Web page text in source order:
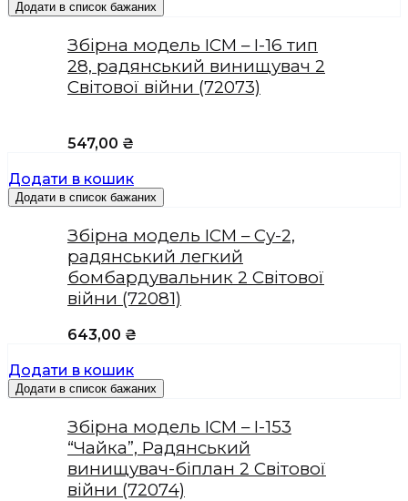
Додати в список бажаних
Збірна модель ICM – І-16 тип
28, радянський винищувач 2
Світової війни (72073)
547,00 ₴
Додати в кошик
Додати в список бажаних
Збірна модель ICM – Су-2,
радянський легкий
бомбардувальник 2 Світової
війни (72081)
643,00 ₴
Додати в кошик
Додати в список бажаних
Збірна модель ICM – I-153
“Чайка”, Радянський
винищувач-біплан 2 Світової
війни (72074)